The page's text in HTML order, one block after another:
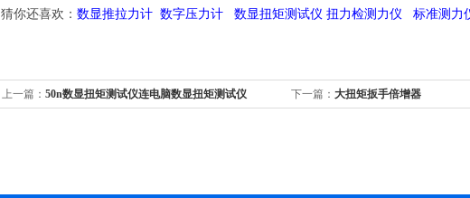
猜你还喜欢： 数显推拉力计 数字压力计 数显扭矩测试仪 扭力检测力仪 标准测
上一篇： 50n数显扭矩测试仪连电脑数显扭矩测试仪 下一篇： 大扭矩扳手倍增器